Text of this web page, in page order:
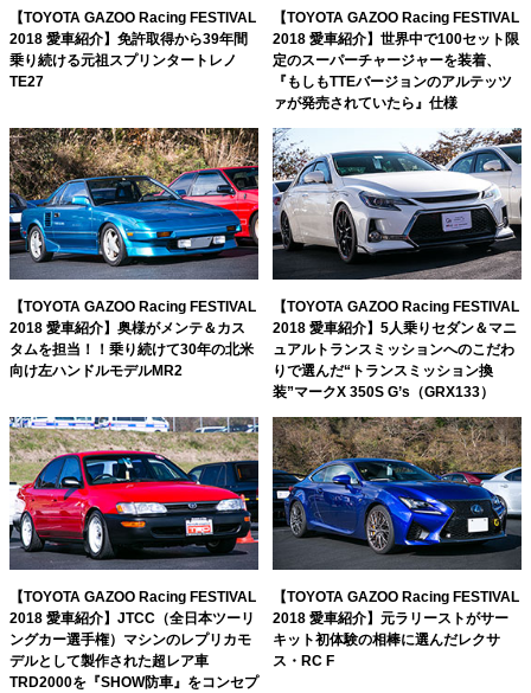
【TOYOTA GAZOO Racing FESTIVAL
2018 愛車紹介】免許取得から39年間
乗り続ける元祖スプリンタートレノ
TE27
【TOYOTA GAZOO Racing FESTIVAL
2018 愛車紹介】世界中で100セット限
定のスーパーチャージャーを装着、
『もしもTTEバージョンのアルテッツ
ァが発売されていたら』仕様
【TOYOTA GAZOO Racing FESTIVAL
2018 愛車紹介】奥様がメンテ＆カス
タムを担当！！乗り続けて30年の北米
向け左ハンドルモデルMR2
【TOYOTA GAZOO Racing FESTIVAL
2018 愛車紹介】5人乗りセダン＆マニ
ュアルトランスミッションへのこだわ
りで選んだ“トランスミッション換
装”マークX 350S G’s（GRX133）
【TOYOTA GAZOO Racing FESTIVAL
2018 愛車紹介】JTCC（全日本ツーリ
ングカー選手権）マシンのレプリカモ
デルとして製作された超レア車
TRD2000を『SHOW防車』をコンセプ
【TOYOTA GAZOO Racing FESTIVAL
2018 愛車紹介】元ラリーストがサー
キット初体験の相棒に選んだレクサ
ス・RC F